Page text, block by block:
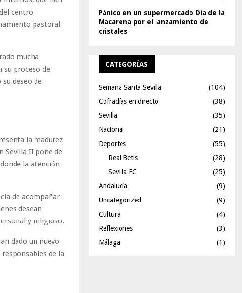
centro
pastoral
mucha
su proceso de
deseo de
la madurez
Sevilla II pone de
la atención
de acompañar
desean
y religioso.
dado un nuevo
de la
Pánico en un supermercado Día de la
Macarena por el lanzamiento de
cristales
CATEGORÍAS
Semana Santa Sevilla
(104)
Cofradías en directo
(38)
Sevilla
(35)
Nacional
(21)
Deportes
(55)
Real Betis
(28)
Sevilla FC
(25)
Andalucía
(9)
Uncategorized
(9)
Cultura
(4)
Reflexiones
(3)
Málaga
(1)